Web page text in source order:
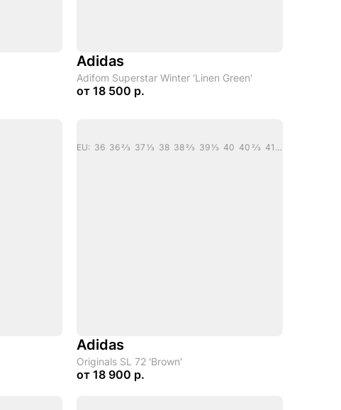
Adidas
Adifom Superstar Winter 'Linen Green'
от18 500 р.
EU: 36 36 2/3 37 1/3 38 38 2/3 39 1/3 40 40 2/3 41 1/3 42 42 2/3 43 1/3 44 46
Adidas
Originals SL 72 'Brown'
от18 900 р.